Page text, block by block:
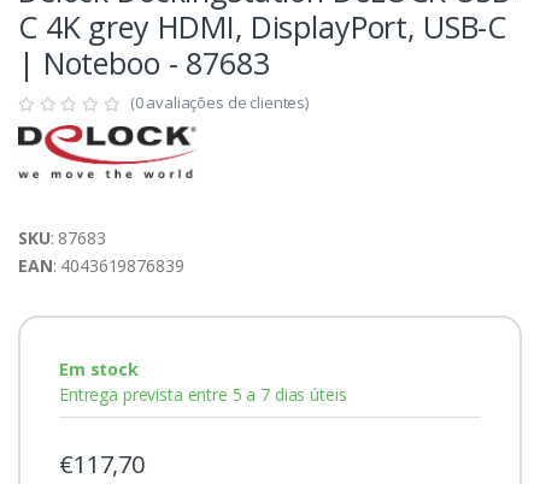
C 4K grey HDMI, DisplayPort, USB-C
| Noteboo - 87683
(0 avaliações de clientes)
SKU: 87683
EAN: 4043619876839
Em stock
Entrega prevista entre 5 a 7 dias úteis
€117,70